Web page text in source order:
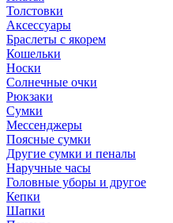
Толстовки
Аксессуары
Браслеты с якорем
Кошельки
Носки
Солнечные очки
Рюкзаки
Сумки
Мессенджеры
Поясные сумки
Другие сумки и пеналы
Наручные часы
Головные уборы и другое
Кепки
Шапки